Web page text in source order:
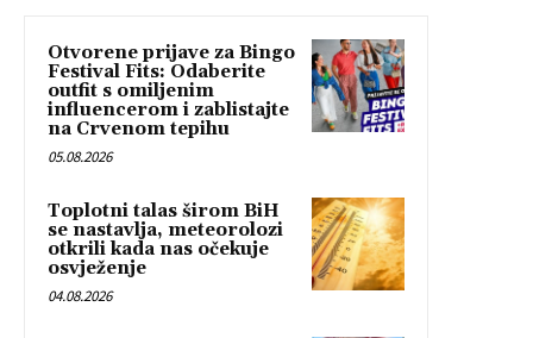
Otvorene prijave za Bingo
Festival Fits: Odaberite
outfit s omiljenim
influencerom i zablistajte
na Crvenom tepihu
05.08.2026
Toplotni talas širom BiH
se nastavlja, meteorolozi
otkrili kada nas očekuje
osvježenje
04.08.2026